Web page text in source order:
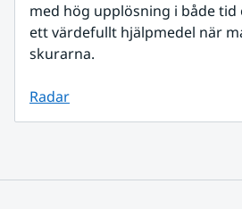
med hög upplösning i både tid
ett värdefullt hjälpmedel när
skurarna.
Radar